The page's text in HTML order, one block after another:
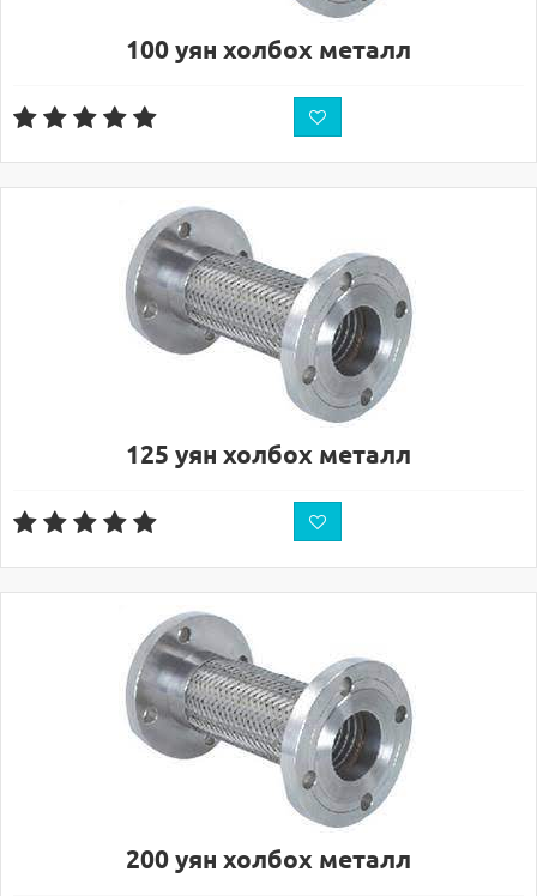
100 уян холбох металл
125 уян холбох металл
200 уян холбох металл